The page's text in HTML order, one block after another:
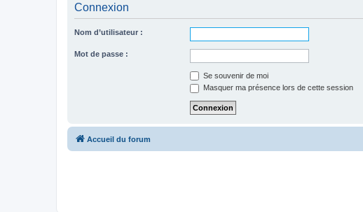
Connexion
Nom d’utilisateur :
Mot de passe :
Se souvenir de moi
Masquer ma présence lors de cette session
Accueil du forum